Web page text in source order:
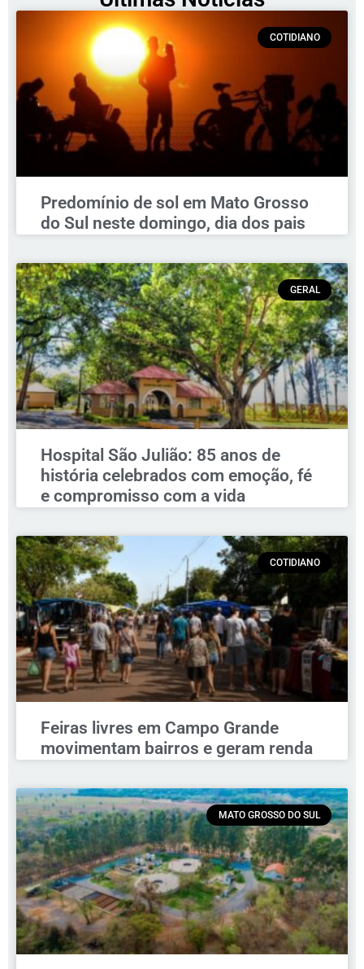
COTIDIANO
Predomínio de sol em Mato Grosso
do Sul neste domingo, dia dos pais
GERAL
Hospital São Julião: 85 anos de
história celebrados com emoção, fé
e compromisso com a vida
COTIDIANO
Feiras livres em Campo Grande
movimentam bairros e geram renda
MATO GROSSO DO SUL